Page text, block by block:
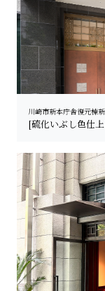
川崎市新本庁舎復元棟
[硫化いぶし色仕